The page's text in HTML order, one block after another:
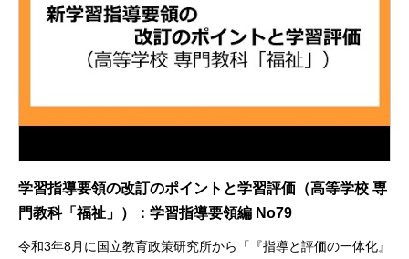
学習指導要領の改訂のポイントと学習評価（高等学校 専
門教科「福祉」）：学習指導要領編 No79
令和3年8月に国立教育政策研究所から「『指導と評価の一体化』